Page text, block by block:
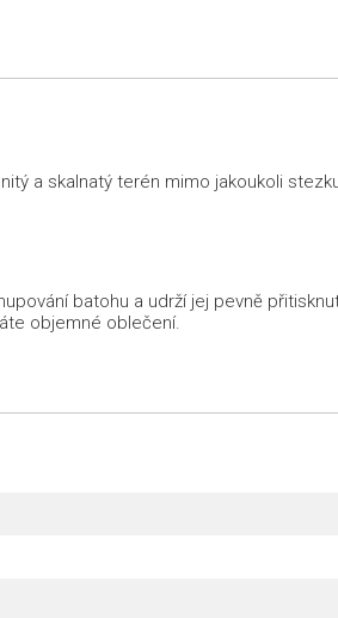
a skalnatý terén mimo jakoukoli
batohu a udrží jej pevně
objemné oblečení.